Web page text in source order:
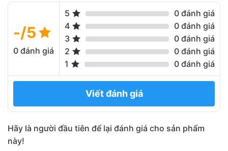
-/5
0 đánh giá
5
0 đánh giá
4
0 đánh giá
3
0 đánh giá
2
0 đánh giá
1
0 đánh giá
Viết đánh giá
Hãy là người đầu tiên để lại đánh giá cho sản phẩm
này!